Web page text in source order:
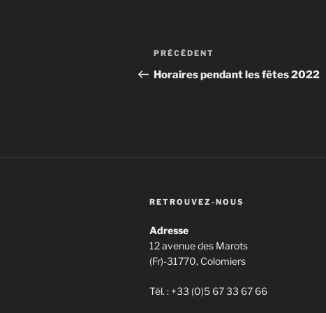
Navigation
de
Article
précédent
PRÉCÉDENT
Horaires pendant les fêtes 2022
RETROUVEZ-NOUS
Adresse
12 avenue des Marots
(Fr)-31770, Colomiers
Tél. : +33 (0)5 67 33 67 66